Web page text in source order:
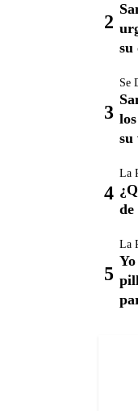
su
Se
su
La
de
La